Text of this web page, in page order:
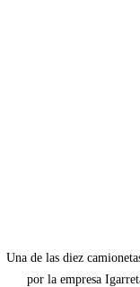
Una de las diez
por la empresa